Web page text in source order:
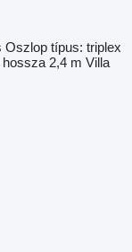
Oszlop típus: triplex
hossza 2,4 m Villa